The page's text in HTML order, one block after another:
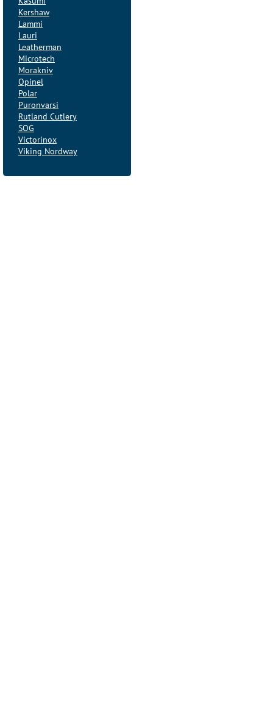
Kershaw
Lammi
Lauri
Leatherman
Microtech
Morakniv
Opinel
Polar
Puronvarsi
Rutland Cutlery
SOG
Victorinox
Viking Nordway